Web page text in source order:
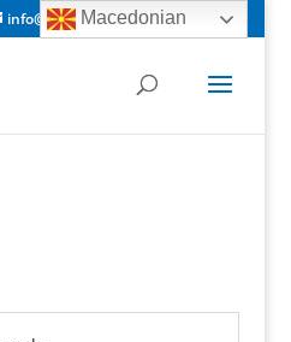
info@gefsgpmacedonia.org.mk
Macedonian